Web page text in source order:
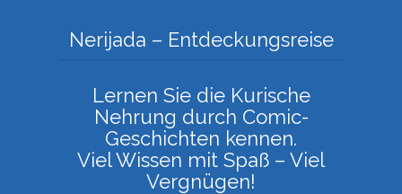
Nerijada – Entdeckungsreise
Lernen Sie die Kurische
Nehrung durch Comic-
Geschichten kennen.
Viel Wissen mit Spaß – Viel
Vergnügen!